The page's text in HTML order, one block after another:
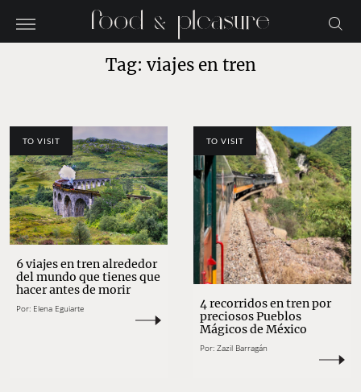
Tag: viajes en tren
TO VISIT
6 viajes en tren alrededor
del mundo que tienes que
hacer antes de morir
Por: Elena Eguiarte
TO VISIT
4 recorridos en tren por
preciosos Pueblos
Mágicos de México
Por: Zazil Barragán